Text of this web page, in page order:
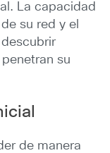
La capacidad
su red y el
su
de manera